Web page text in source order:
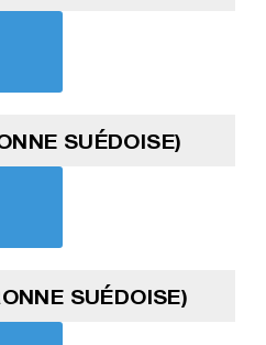
SUÉDOISE)
SUÉDOISE)